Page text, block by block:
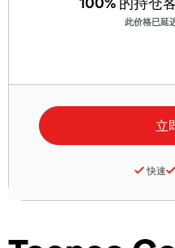
此价格已延
快速